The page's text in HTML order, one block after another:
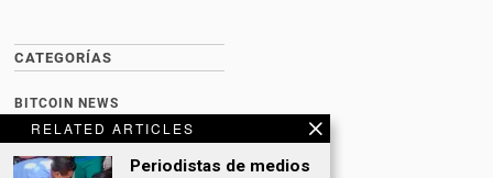
RELATED ARTICLES
Periodistas de medios
CATEGORÍAS
BITCOIN NEWS
CULTURA